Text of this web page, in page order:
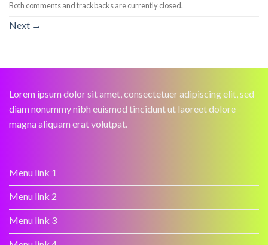
Both comments and trackbacks are currently closed.
Next →
Lorem ipsum dolor sit amet, consectetuer adipiscing elit, sed
diam nonummy nibh euismod tincidunt ut laoreet dolore
magna aliquam erat volutpat.
Menu link 1
Menu link 2
Menu link 3